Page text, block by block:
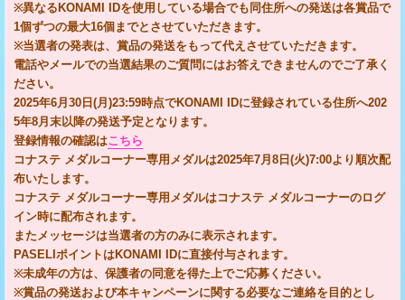
※異なるKONAMI IDを使用している場合でも同住所への発送は各賞品で
1個ずつの最大16個までとさせていただきます。
※当選者の発表は、賞品の発送をもって代えさせていただきます。
電話やメールでの当選結果のご質問にはお答えできませんのでご了承く
ださい。
2025年6月30日(月)23:59時点でKONAMI IDに登録されている住所へ202
5年8月末以降の発送予定となります。
登録情報の確認はこちら
コナステ メダルコーナー専用メダルは2025年7月8日(火)7:00より順次配
布いたします。
コナステ メダルコーナー専用メダルはコナステ メダルコーナーのログ
イン時に配布されます。
またメッセージは当選者の方のみに表示されます。
PASELIポイントはKONAMI IDに直接付与されます。
※未成年の方は、保護者の同意を得た上でご応募ください。
※賞品の発送および本キャンペーンに関する必要なご連絡を目的とし